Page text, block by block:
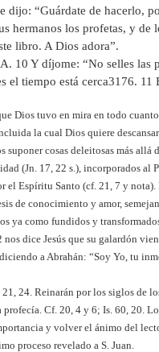
dijo: “Guárdate de hacerlo,
hermanos los profetas, y de
libro. A Dios adora”.
10 Y díjome: “No selles las
el tiempo está cerca3176. 11
Dios tuvo en mira en todo
la cual Dios quiere
suponer cosas deleitosas más allá
(Jn. 17, 22 s.), incorporados al
el Espíritu Santo (cf. 21, 7 y
de conocimiento y amor,
ya como fundidos y
nos dice Jesús que su galardón
a Abrahán: “Soy Yo, tu
24. Reinarán por los siglos de
Cf. 20, 4 y 6; Is. 60, 20.
y volver el ánimo del
proceso revelado a S. Juan.